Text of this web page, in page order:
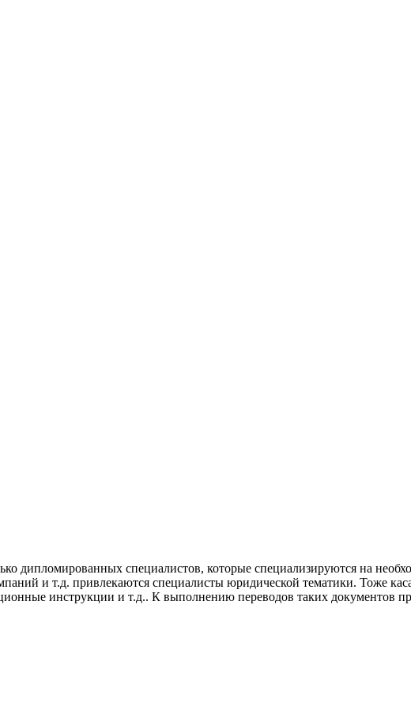
дипломированных специалистов, которые специализируются на
и т.д. привлекаются специалисты юридической тематики. Тоже
инструкции и т.д.. К выполнению переводов таких документов